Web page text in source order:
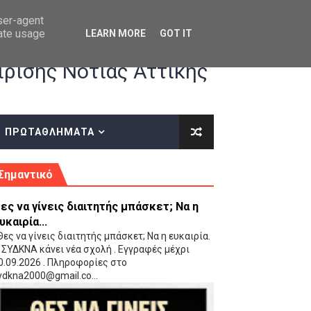
οδηγίες επί του ΚΑΝΟΝΙΣΜΟΥ ΕΓΓΡΑΦΩΝ-ΜΕΤΑΓΡΑΦΩΝ ΤΗΣ
(VIDEO)
Νότιας Αττικής
ΠΡΩΤΑΘΛΗΜΑΤΑ
να γίνεις διαιτητής μπάσκετ; Να η
να γίνεις διαιτητής μπάσκετ; Να η ευκαιρία.
κάνει νέα σχολή . Εγγραφές μέχρι
. Πληροφορίες στο
agent
usage
LEARN MORE GOT IT